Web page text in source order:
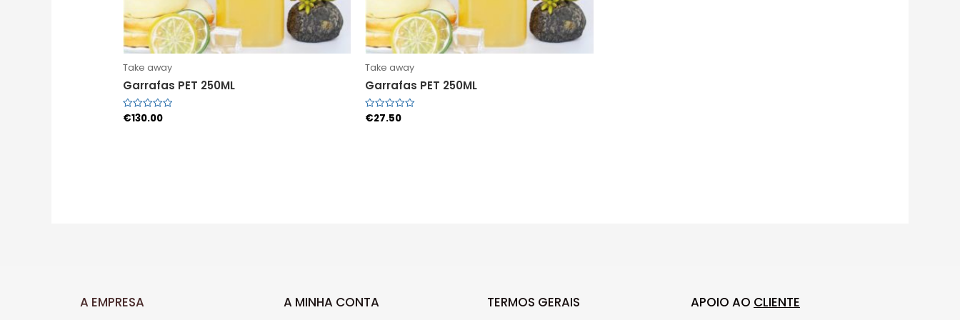
Take away
Garrafas PET 250ML
Avaliação
0
€130.00
Take away
Garrafas PET 250ML
Avaliação
0
€27.50
A EMPRESA A MINHA CONTA TERMOS GERAIS APOIO AO CLIENTE